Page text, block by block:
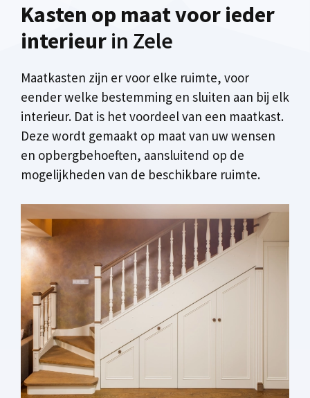
Kasten op maat voor ieder
interieur in Zele
Maatkasten zijn er voor elke ruimte, voor
eender welke bestemming en sluiten aan bij elk
interieur. Dat is het voordeel van een maatkast.
Deze wordt gemaakt op maat van uw wensen
en opbergbehoeften, aansluitend op de
mogelijkheden van de beschikbare ruimte.